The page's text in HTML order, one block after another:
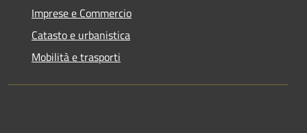
Imprese e Commercio
Catasto e urbanistica
Mobilità e trasporti